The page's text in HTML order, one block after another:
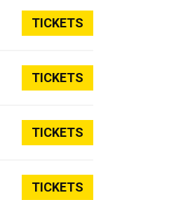
TICKETS
TICKETS
TICKETS
TICKETS